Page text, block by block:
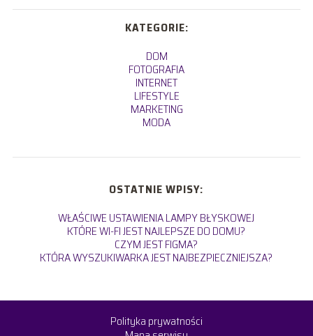
KATEGORIE:
DOM
FOTOGRAFIA
INTERNET
LIFESTYLE
MARKETING
MODA
OSTATNIE WPISY:
WŁAŚCIWE USTAWIENIA LAMPY BŁYSKOWEJ
KTÓRE WI-FI JEST NAJLEPSZE DO DOMU?
CZYM JEST FIGMA?
KTÓRA WYSZUKIWARKA JEST NAJBEZPIECZNIEJSZA?
Polityka prywatności